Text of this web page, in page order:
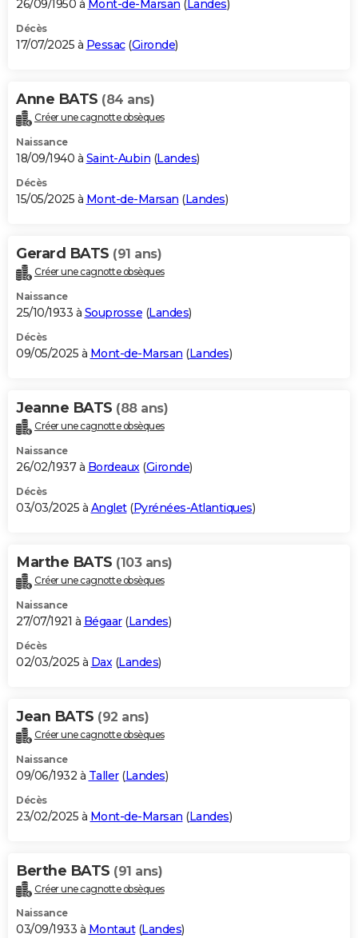
26/09/1950 à Mont-de-Marsan ( Landes)
Décès
17/07/2025 à Pessac(Gironde)
Anne BATS (84 ans)
Créer une cagnotte obsèques
Naissance
18/09/1940 à Saint-Aubin (Landes)
Décès
15/05/2025 à Mont-de-Marsan (Landes)
Gerard BATS (91 ans)
Créer une cagnotte obsèques
Naissance
25/10/1933 à Souprosse (Landes)
Décès
09/05/2025 à Mont-de-Marsan (Landes)
Jeanne BATS (88 ans)
Créer une cagnotte obsèques
Naissance
26/02/1937 à Bordeaux(Gironde)
Décès
03/03/2025 à Anglet(Pyrénées-Atlantiques)
Marthe BATS (103 ans)
Créer une cagnotte obsèques
Naissance
27/07/1921 à Bégaar(Landes)
Décès
02/03/2025 à Dax(Landes)
Jean BATS (92 ans)
Créer une cagnotte obsèques
Naissance
09/06/1932 à Taller(Landes)
Décès
23/02/2025 à Mont-de-Marsan (Landes)
Berthe BATS (91 ans)
Créer une cagnotte obsèques
Naissance
03/09/1933 à Montaut(Landes)